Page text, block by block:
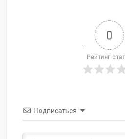
0
Рейтинг
Подписаться